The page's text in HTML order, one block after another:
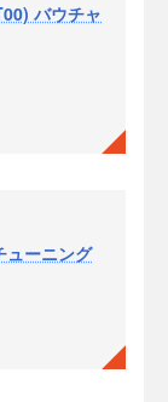
バウチャ
ーニング